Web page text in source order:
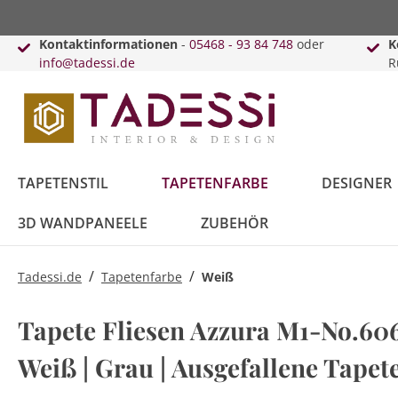
Kontaktinformationen - 05468 - 93 84 748 oder
info@tadessi.de
TAPETENSTIL TAPETENFARBE DESIGNER
3D WANDPANEELE ZUBEHÖR
Blätter
Kreise
Blau Braun
Daniel Hechter
Guido Maria
Vorhänge Vorhangleisten
Tadessi.de / Tapetenfarbe / Weiß
Tapete Fliesen Azzura M1-
Weiß | Grau | Ausgefallene